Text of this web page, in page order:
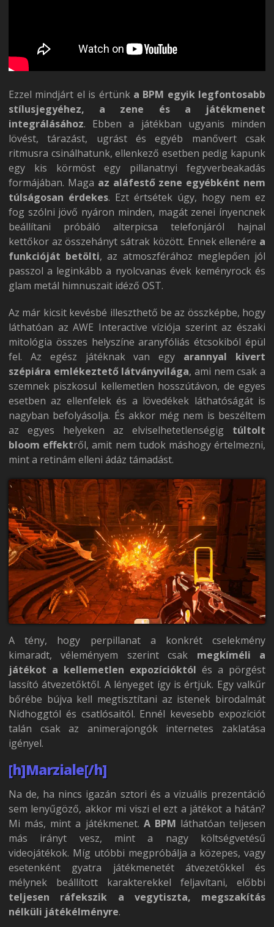
Ezzel mindjárt el is értünk a BPM egyik legfontosabb
stílusjegyéhez, a zene és a játékmenet
integrálásához. Ebben a játékban ugyanis minden
lövést, tárazást, ugrást és egyéb manővert csak
ritmusra csinálhatunk, ellenkező esetben pedig kapunk
egy kis körmöst egy pillanatnyi fegyverbeakadás
formájában. Maga az aláfestő zene egyébként nem
túlságosan érdekes. Ezt értsétek úgy, hogy nem ez
fog szólni jövő nyáron minden, magát zenei ínyencnek
beállítani próbáló alterpicsa telefonjáról hajnal
kettőkor az összehányt sátrak között. Ennek ellenére a
funkcióját betölti, az atmoszférához meglepően jól
passzol a leginkább a nyolcvanas évek keményrock és
glam metál himnuszait idéző OST.
Az már kicsit kevésbé illeszthető be az összképbe, hogy
láthatóan az AWE Interactive víziója szerint az északi
mitológia összes helyszíne aranyfóliás étcsokiból épül
fel. Az egész játéknak van egy arannyal kivert
szépiára emlékeztető látványvilága, ami nem csak a
szemnek piszkosul kellemetlen hosszútávon, de egyes
esetben az ellenfelek és a lövedékek láthatóságát is
nagyban befolyásolja. És akkor még nem is beszéltem
az egyes helyeken az elviselhetetlenségig túltolt
bloom effektről, amit nem tudok máshogy értelmezni,
mint a retinám elleni ádáz támadást.
A tény, hogy perpillanat a konkrét cselekmény
kimaradt, véleményem szerint csak megkíméli a
játékot a kellemetlen expozícióktól és a pörgést
lassító átvezetőktől. A lényeget így is értjük. Egy valkűr
bőrébe bújva kell megtisztítani az istenek birodalmát
Nidhoggtól és csatlósaitól. Ennél kevesebb expozíciót
talán csak az animerajongók internetes zaklatása
igényel.
[h]Marziale[/h]
Na de, ha nincs igazán sztori és a vizuális prezentáció
sem lenyűgöző, akkor mi viszi el ezt a játékot a hátán?
Mi más, mint a játékmenet. A BPM láthatóan teljesen
más irányt vesz, mint a nagy költségvetésű
videojátékok. Míg utóbbi megpróbálja a közepes, vagy
esetenként gyatra játékmenetét átvezetőkkel és
mélynek beállított karakterekkel feljavítani, előbbi
teljesen ráfekszik a vegytiszta, megszakítás
nélküli játékélményre.